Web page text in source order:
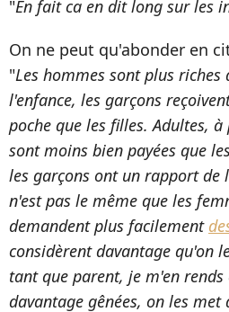
"En fait ca en dit long sur les
On ne peut qu'abonder en
"Les hommes sont plus riches
l'enfance, les garçons
poche que les filles. Adultes,
sont moins bien payées que
les garçons ont un rapport
n'est pas le même que les
demandent plus facilement
considèrent davantage qu'on
tant que parent, je m'en
davantage gênées, on les